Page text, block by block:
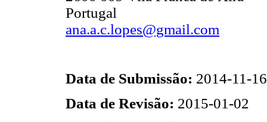
Portugal
ana.a.c.lopes@gmail.com
Data de Submissão: 2014-11-16
Data de Revisão: 2015-01-02